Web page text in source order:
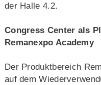
der Halle 4.2.
Congress Center als
Remanexpo Academy
Der Produktbereich
auf dem